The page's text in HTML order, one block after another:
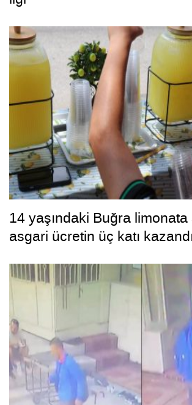
14 yaşındaki Buğra
asgari ücretin üç katı